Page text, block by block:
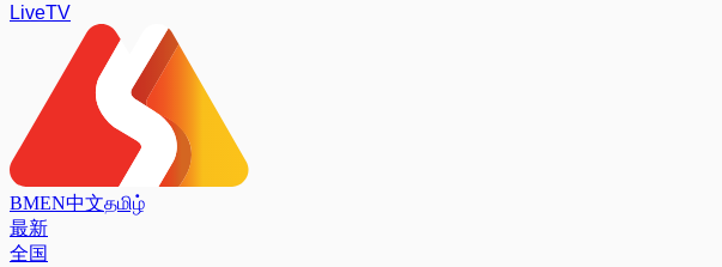
LiveTV
BMEN中文தமிழ்
最新
全国